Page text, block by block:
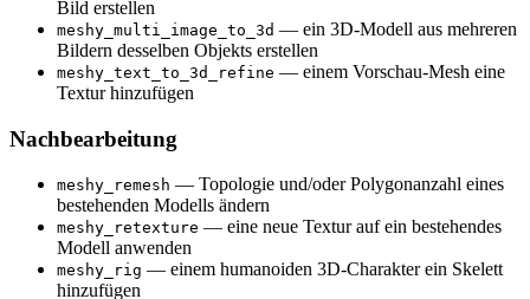
Bild erstellen
meshy_multi_image_to_3d — ein 3D-Modell aus mehreren
Bildern desselben Objekts erstellen
meshy_text_to_3d_refine — einem Vorschau-Mesh eine
Textur hinzufügen
Nachbearbeitung
meshy_remesh — Topologie und/oder Polygonanzahl eines
bestehenden Modells ändern
meshy_retexture — eine neue Textur auf ein bestehendes
Modell anwenden
meshy_rig — einem humanoiden 3D-Charakter ein Skelett
hinzufügen